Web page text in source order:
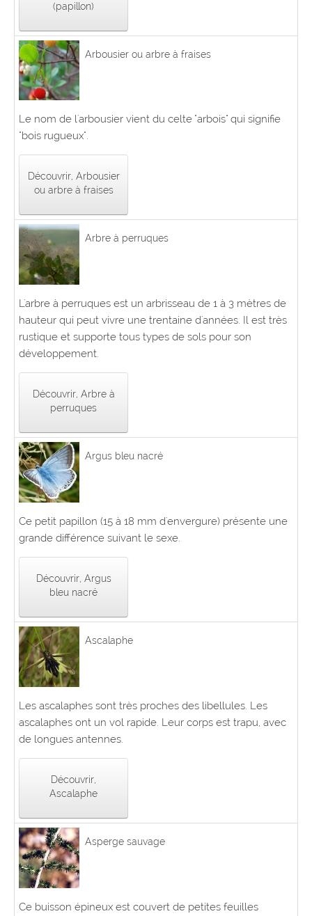
(papillon)
Arbousier ou arbre à fraises
Le nom de l'arbousier vient du celte "arbois" qui signifie
"bois rugueux".
Découvrir, Arbousier
ou arbre à fraises
Arbre à perruques
L'arbre à perruques est un arbrisseau de 1 à 3 mètres de
hauteur qui peut vivre une trentaine d'années. Il est très
rustique et supporte tous types de sols pour son
développement.
Découvrir, Arbre à
perruques
Argus bleu nacré
Ce petit papillon (15 à 18 mm d'envergure) présente une
grande différence suivant le sexe.
Découvrir, Argus
bleu nacré
Ascalaphe
Les ascalaphes sont très proches des libellules. Les
ascalaphes ont un vol rapide. Leur corps est trapu, avec
de longues antennes.
Découvrir,
Ascalaphe
Asperge sauvage
Ce buisson épineux est couvert de petites feuilles